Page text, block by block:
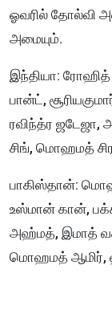
ஓவரில் தோல்வி
அமையும்.
இந்தியா:
பான்ட்,
ரவிந்த்ர ஜடேஜா,
சிங், மொஹமத்
பாகிஸ்தான்:
உஸ்மான் கான்,
அஹ்மத், இமாத்
மொஹமத் ஆமிர்,